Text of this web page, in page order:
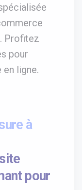
Profitez
pour
ligne.
à
pour